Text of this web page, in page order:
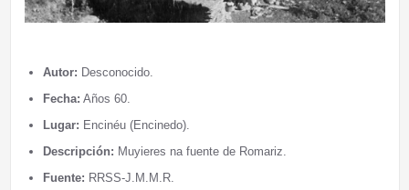
Autor: Desconocido.
Fecha: Años 60.
Lugar: Encinéu (Encinedo).
Descripción: Muyieres na fuente de Romariz.
Fuente: RRSS-J.M.M.R.